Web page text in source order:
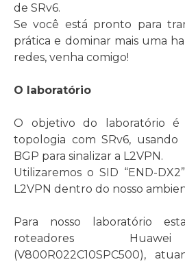
de SRv6.
Se você está pronto para
prática e dominar mais uma
redes, venha comigo!
O laboratório
O objetivo do laboratório é
topologia com SRv6,
BGP para sinalizar a L2VPN.
Utilizaremos o SID “END-
L2VPN dentro do nosso
Para nosso laboratório
roteadores Huawei
(V800R022C10SPC500),